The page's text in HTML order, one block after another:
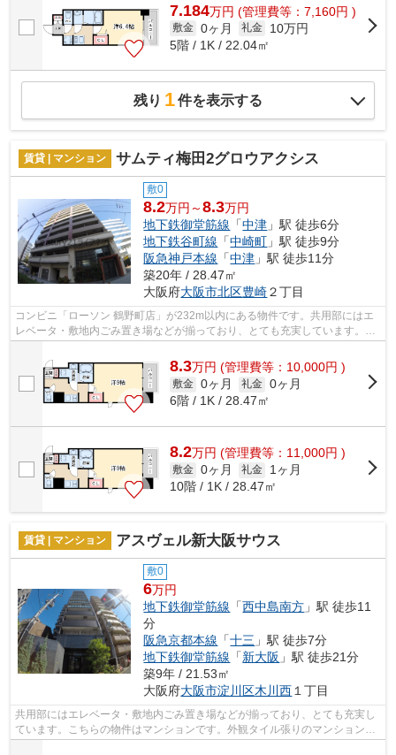
7.184万円 (管理費等：7,160円 )
敷金 0ヶ月 礼金
10万円
5階 / 1K / 22.04㎡
残り 1件を表示する
賃貸 | マンション サムティ梅田2グロウアクシス
敷0
8.2万円～8.3万円
地下鉄御堂筋線 「中津 」駅 徒歩6分
地下鉄谷町線 「中崎町 」駅 徒歩9分
阪急神戸本線 「中津 」駅 徒歩11分
築20年 / 28.47㎡
大阪府大阪市北区豊崎２丁目
コンビニ「ローソン 鶴野町店」が232m以内にある物件です。共用部にはエ
レベータ・敷地内ごみ置き場などが揃っており、とても充実しています。通
風良好で常に新鮮な空気を送り込むマン...
8.3万円 (管理費等：10,000円 )
敷金 0ヶ月 礼金 0ヶ月
6階 / 1K / 28.47㎡
8.2万円 (管理費等：11,000円 )
敷金 0ヶ月 礼金
1ヶ月
10階 / 1K / 28.47㎡
賃貸 | マンション アスヴェル新大阪サウス
敷0
6万円
地下鉄御堂筋線 「西中島南方 」駅 徒歩11
分
阪急京都本線 「十三 」駅 徒歩7分
地下鉄御堂筋線 「新大阪 」駅 徒歩21分
築9年 / 21.53㎡
大阪府大阪市淀川区木川西 １丁目
共用部にはエレベータ・敷地内ごみ置き場などが揃っており、とても充実し
ています。こちらの物件はマンションです。外観タイル張りのマンションで
す。2駅利用可能な物件で目的地に応じ...